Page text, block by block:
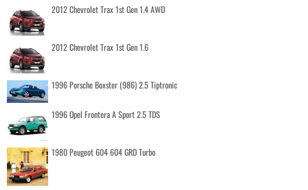
2012 Chevrolet Trax 1st Gen 1.4 AWD
2012 Chevrolet Trax 1st Gen 1.6
1996 Porsche Boxster (986) 2.5 Tiptronic
1996 Opel Frontera A Sport 2.5 TDS
1980 Peugeot 604 604 GRD Turbo